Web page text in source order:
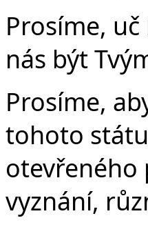
Prosíme,
nás být
Prosíme,
tohoto
otevřeného
vyznání,